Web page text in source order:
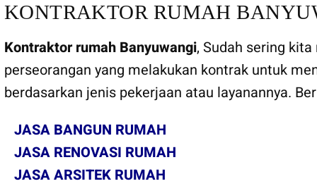
KONTRAKTOR RUMAH
Kontraktor rumah Banyuwangi, Sudah sering
perseorangan yang melakukan kontrak untuk
berdasarkan jenis pekerjaan atau layanannya.
JASA BANGUN RUMAH
JASA RENOVASI RUMAH
JASA ARSITEK RUMAH